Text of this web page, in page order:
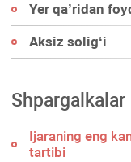
Yer qa’ridan
Aksiz soligʻi
Shpargalkalar
Ijaraning eng
tartibi